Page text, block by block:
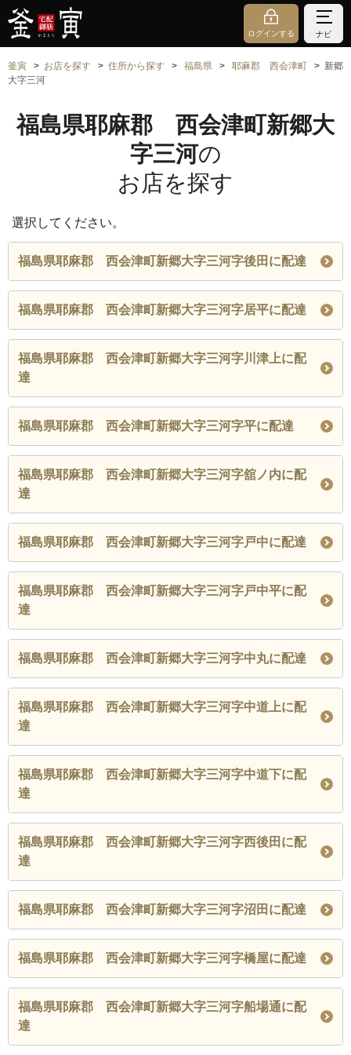
ログインする ナビ
釜寅 お店を探す 住所から探す 福島県 耶麻郡 西会津町
新郷
大字三河
福島県耶麻郡 西会津町新郷大
字三河の
お店を探す
選択してください。
福島県耶麻郡 西会津町新郷大字三河字後田に配達
福島県耶麻郡 西会津町新郷大字三河字居平に配達
福島県耶麻郡 西会津町新郷大字三河字川津上に配
達
福島県耶麻郡 西会津町新郷大字三河字平に配達
福島県耶麻郡 西会津町新郷大字三河字舘ノ内に配
達
福島県耶麻郡 西会津町新郷大字三河字戸中に配達
福島県耶麻郡 西会津町新郷大字三河字戸中平に配
達
福島県耶麻郡 西会津町新郷大字三河字中丸に配達
福島県耶麻郡 西会津町新郷大字三河字中道上に配
達
福島県耶麻郡 西会津町新郷大字三河字中道下に配
達
福島県耶麻郡 西会津町新郷大字三河字西後田に配
達
福島県耶麻郡 西会津町新郷大字三河字沼田に配達
福島県耶麻郡 西会津町新郷大字三河字橋屋に配達
福島県耶麻郡 西会津町新郷大字三河字船場通に配
達